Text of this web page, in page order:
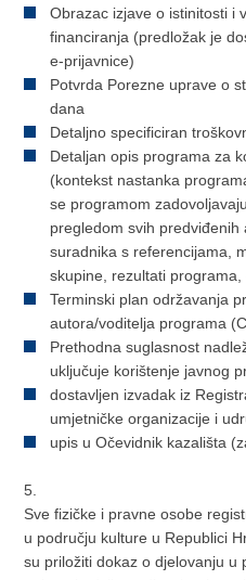
Obrazac izjave o istinitosti i
financiranja (predložak je
e-prijavnice)
Potvrda Porezne uprave o
dana
Detaljno specificiran
Detaljan opis programa za
(kontekst nastanka
se programom
pregledom svih
suradnika s referencijama,
skupine, rezultati
Terminski plan održavanja
autora/voditelja programa
Prethodna suglasnost
uključuje korištenje javnog
dostavljen izvadak iz
umjetničke organizacije i
upis u Očevidnik kazališta
5.
Sve fizičke i pravne osobe
u području kulture u Republici
su priložiti dokaz o djelovanju u